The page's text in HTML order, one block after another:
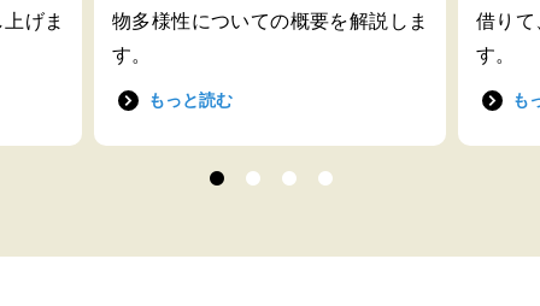
げま
物多様性についての概要を解説しま
す。
もっと読む
借りて
す。
も